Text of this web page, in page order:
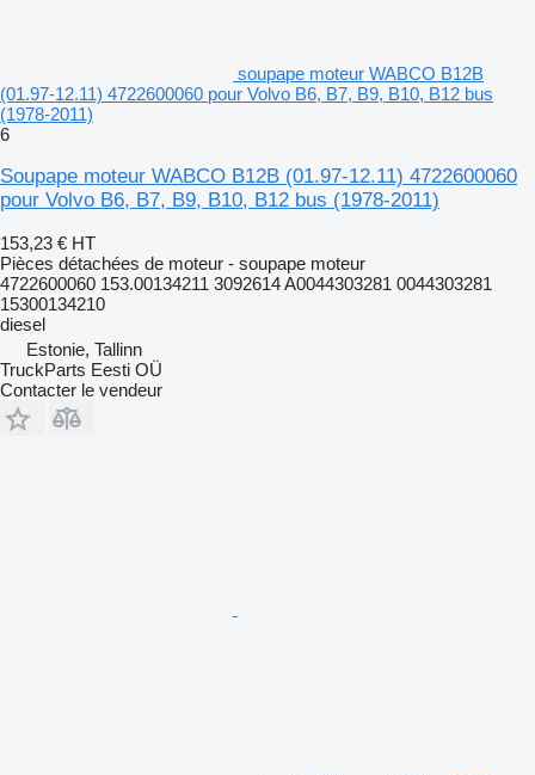
soupape moteur WABCO B12B
(01.97-12.11) 4722600060 pour Volvo B6, B7, B9, B10, B12 bus
(1978-2011)
6
Soupape moteur WABCO B12B (01.97-12.11) 4722600060
pour Volvo B6, B7, B9, B10, B12 bus (1978-2011)
153,23 € HT
Pièces détachées de moteur - soupape moteur
4722600060 153.00134211 3092614 A0044303281 0044303281
15300134210
diesel
Estonie, Tallinn
TruckParts Eesti OÜ
Contacter le vendeur